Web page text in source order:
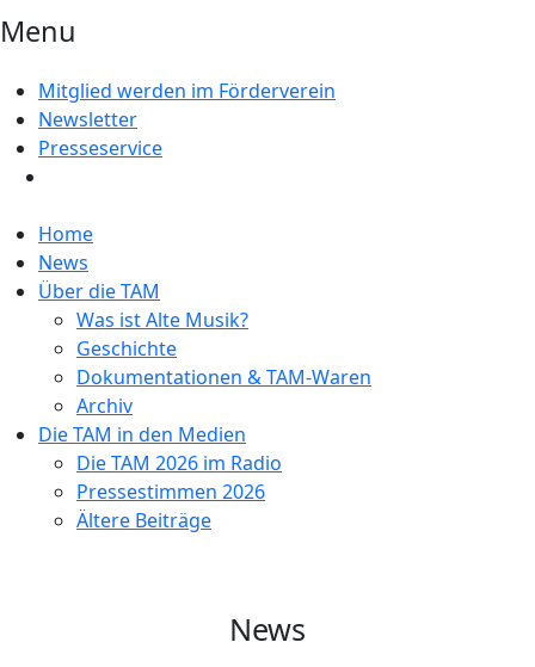
Menu
Mitglied werden im Förderverein
Newsletter
Presseservice
Home
News
Über die TAM
Was ist Alte Musik?
Geschichte
Dokumentationen & TAM-Waren
Archiv
Die TAM in den Medien
Die TAM 2026 im Radio
Pressestimmen 2026
Ältere Beiträge
News